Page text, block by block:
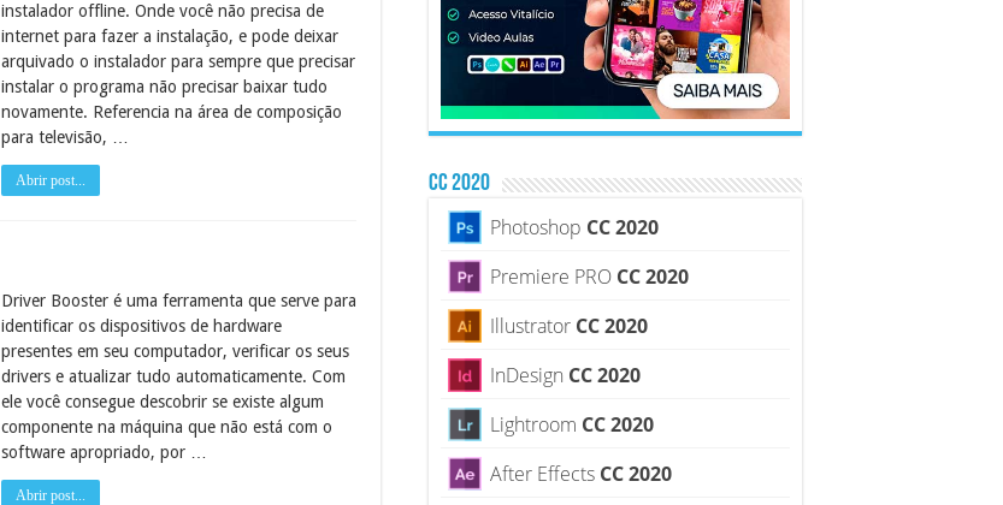
instalador offline. Onde você não precisa de
internet para fazer a instalação, e pode deixar
arquivado o instalador para sempre que precisar
instalar o programa não precisar baixar tudo
novamente. Referencia na área de composição
para televisão, …
Abrir post...
Driver Booster é uma ferramenta que serve para
identificar os dispositivos de hardware
presentes em seu computador, verificar os seus
drivers e atualizar tudo automaticamente. Com
ele você consegue descobrir se existe algum
componente na máquina que não está com o
software apropriado, por …
Abrir post...
CC 2020
Photoshop CC 2020
Premiere PRO CC 2020
Illustrator CC 2020
InDesign CC 2020
Lightroom CC 2020
After Effects CC 2020